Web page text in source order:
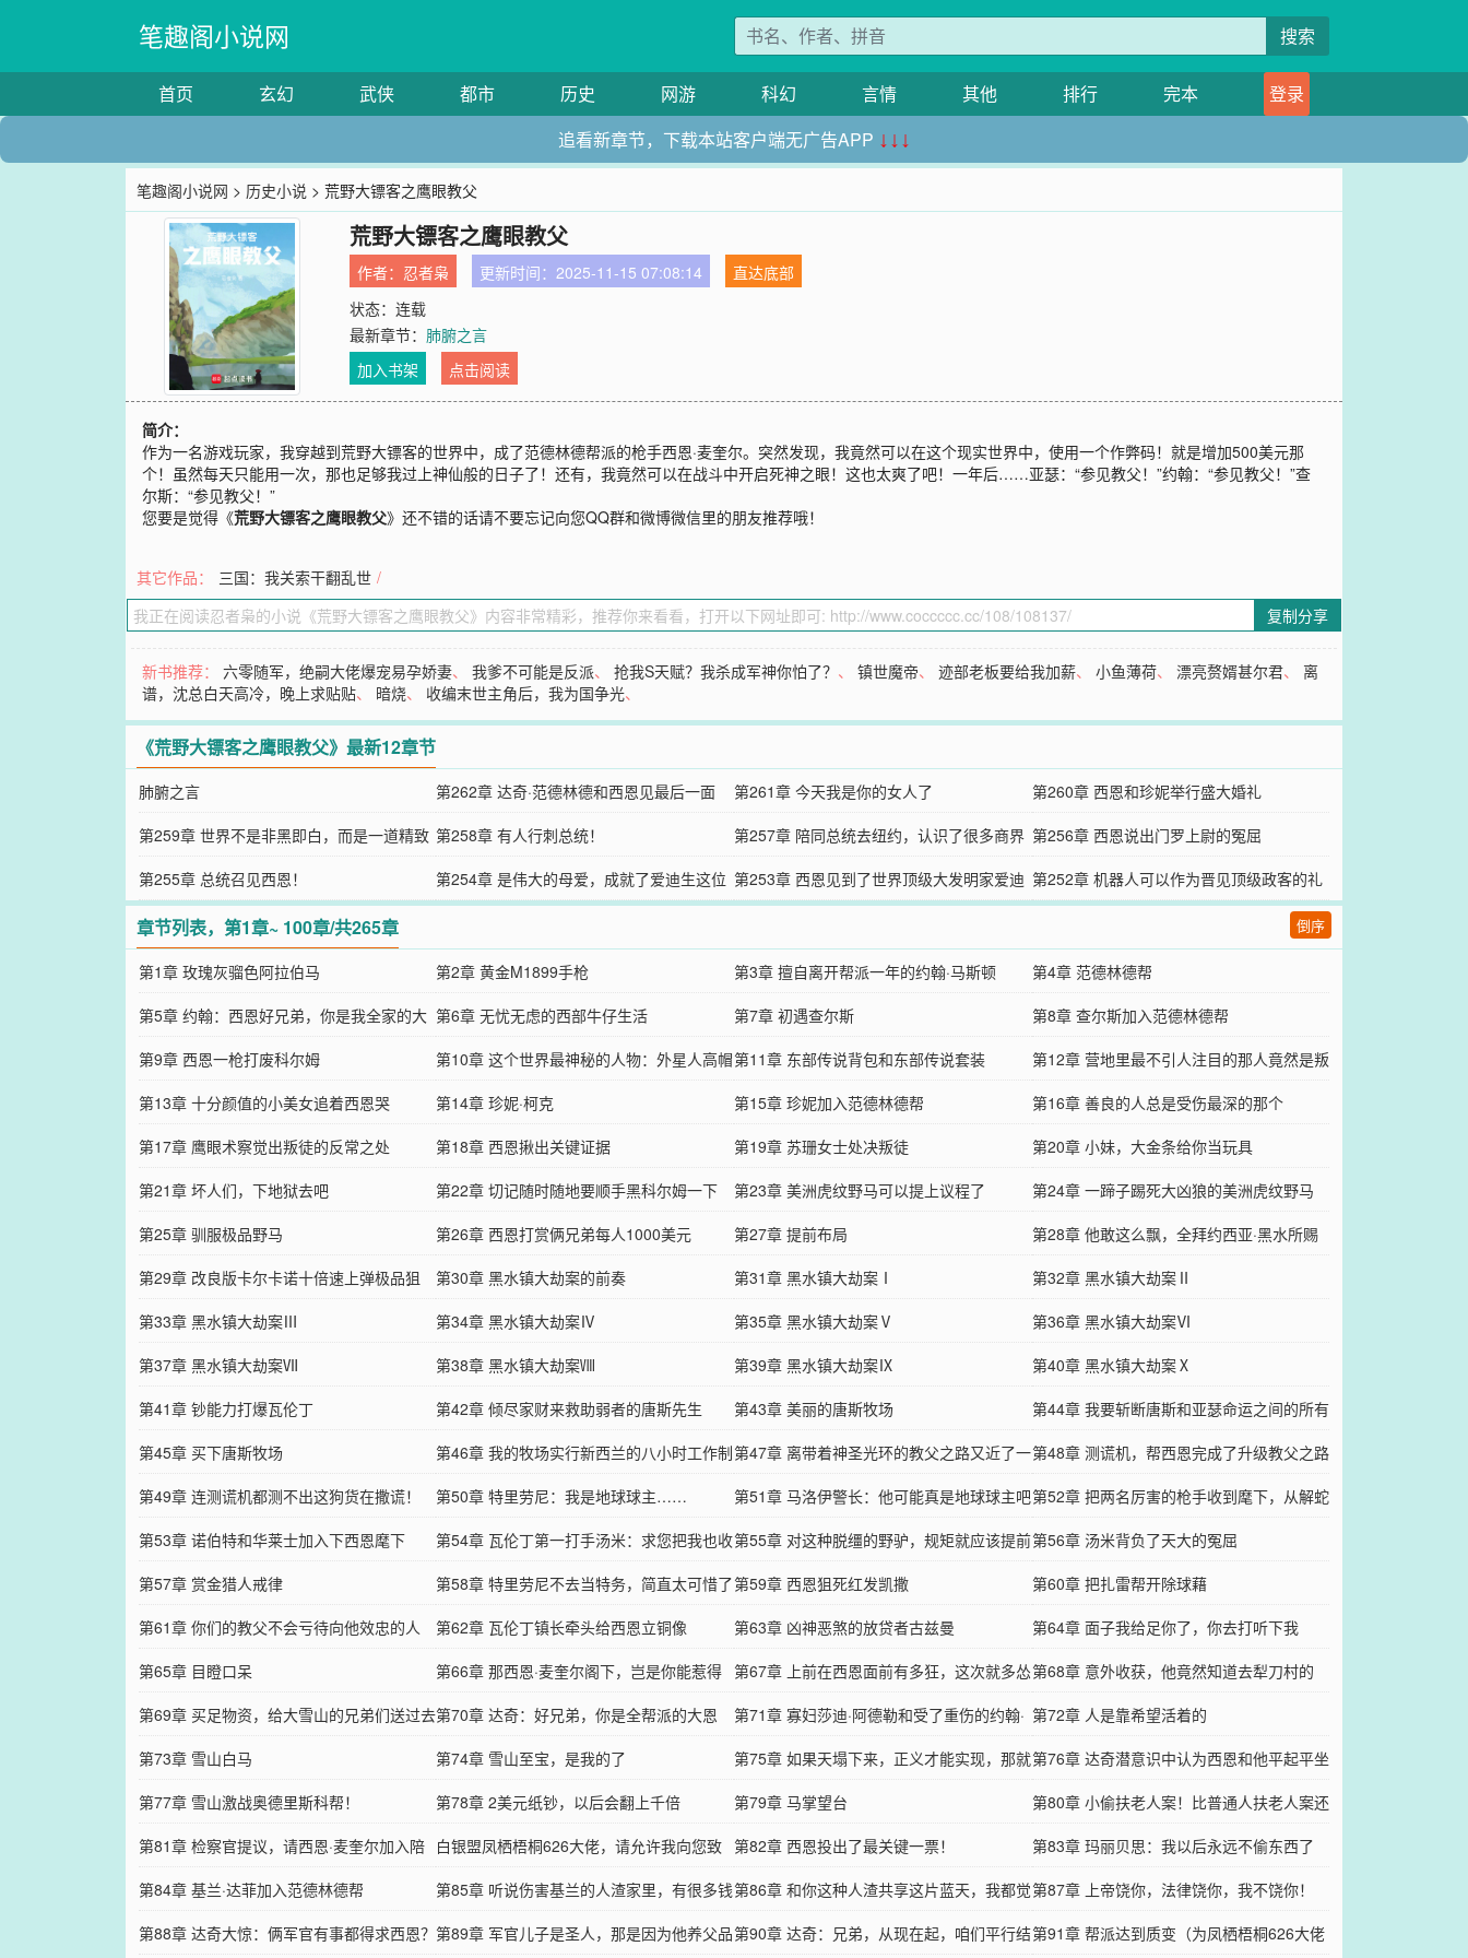
笔趣阁小说网 搜索
首页 玄幻 武侠 都市 历史 网游 科幻 言情 其他 排行 完本
登录
追看新章节，下载本站客户端无广告APP ↓↓↓
笔趣阁小说网 > 历史小说 > 荒野大镖客之鹰眼教父
荒野大镖客之鹰眼教父
作者： 忍者枭 更新时间：2025-11-15 07:08:14
直达底部
状态：连载
最新章节： 肺腑之言
加入书架
点击阅读
简介：
作为一名游戏玩家，我穿越到荒野大镖客的世界中，成了范德林德帮派的枪手西恩·麦奎尔。突然发现，我竟然可以在这个现实世界中，使用一个作弊码！就是增加500美元那
个！虽然每天只能用一次，那也足够我过上神仙般的日子了！还有，我竟然可以在战斗中开启死神之眼！这也太爽了吧！一年后……亚瑟：“参见教父！”约翰：“参见教父！”查
尔斯：“参见教父！”
您要是觉得《荒野大镖客之鹰眼教父》还不错的话请不要忘记向您QQ群和微博微信里的朋友推荐哦！
其它作品： 三国：我关索干翻乱世 /
复制分享
新书推荐：六零随军，绝嗣大佬爆宠易孕娇妻、我爹不可能是反派、抢我S天赋？我杀成军神你怕了？ 、镇世魔帝、迹部老板要给我加薪、小鱼薄荷、漂亮赘婿甚尔君、 离
谱，沈总白天高冷，晚上求贴贴、 暗烧、 收编末世主角后，我为国争光、
《荒野大镖客之鹰眼教父》最新12章节
肺腑之言 第262章 达奇·范德林德和西恩见最后一面 第261章 今天我是你的女人了
第260章 西恩和珍妮举行盛大婚礼
第259章 世界不是非黑即白，而是一道精致
的灰
第258章 有人行刺总统！
第257章 陪同总统去纽约，认识了很多商界
大佬
第256章 西恩说出门罗上尉的冤屈‌
第255章 总统召见西恩！
第254章 是伟大的母爱，成就了爱迪生这位 第253章 西恩见到了世界顶级大发明家爱迪 第252章 机器人可以作为晋见顶级政客的礼
章节列表，第1章~ 100章/共265章 倒序
第1章 玫瑰灰骝色阿拉伯马 第2章 黄金M1899手枪 第3章 擅自离开帮派一年的约翰·马斯顿
第4章 范德林德帮
第5章 约翰：西恩好兄弟，你是我全家的大
恩人！
第6章 无忧无虑的西部牛仔生活 第7章 初遇查尔斯
第8章 查尔斯加入范德林德帮
第9章 西恩一枪打废科尔姆
第10章 这个世界最神秘的人物：外星人高帽
男
第11章 东部传说背包和东部传说套装
第12章 营地里最不引人注目的那人竟然是叛
徒
第13章 十分颜值的小美女追着西恩哭 第14章 珍妮·柯克 第15章 珍妮加入范德林德帮
第16章 善良的人总是受伤最深的那个
第17章 鹰眼术察觉出叛徒的反常之处
第18章 西恩揪出关键证据 第19章 苏珊女士处决叛徒
第20章 小妹，大金条给你当玩具
第21章 坏人们，下地狱去吧
第22章 切记随时随地要顺手黑科尔姆一下 第23章 美洲虎纹野马可以提上议程了
第24章 一蹄子踢死大凶狼的美洲虎纹野马
第25章 驯服极品野马
第26章 西恩打赏俩兄弟每人1000美元 第27章 提前布局
第28章 他敢这么飘，全拜约西亚·黑水所赐
第29章 改良版卡尔卡诺十倍速上弹极品狙
第30章 黑水镇大劫案的前奏 第31章 黑水镇大劫案Ⅰ
第32章 黑水镇大劫案Ⅱ
第33章 黑水镇大劫案Ⅲ
第34章 黑水镇大劫案Ⅳ 第35章 黑水镇大劫案Ⅴ
第36章 黑水镇大劫案Ⅵ
第37章 黑水镇大劫案Ⅶ
第38章 黑水镇大劫案Ⅷ 第39章 黑水镇大劫案Ⅸ
第40章 黑水镇大劫案Ⅹ
第41章 钞能力打爆瓦伦丁
第42章 倾尽家财来救助弱者的唐斯先生 第43章 美丽的唐斯牧场
第44章 我要斩断唐斯和亚瑟命运之间的所有
联系
第45章 买下唐斯牧场 第46章 我的牧场实行新西兰的八小时工作制第47章 离带着神圣光环的教父之路又近了一
步
第48章 测谎机，帮西恩完成了升级教父之路
第49章 连测谎机都测不出这狗货在撒谎！
第50章 特里劳尼：我是地球球主…… 第51章 马洛伊警长：他可能真是地球球主吧第52章 把两名厉害的枪手收到麾下，从解蛇
毒开始
第53章 诺伯特和华莱士加入下西恩麾下
第54章 瓦伦丁第一打手汤米：求您把我也收
下吧
第55章 对这种脱缰的野驴，规矩就应该提前
立好
第56章 汤米背负了天大的冤屈
第57章 赏金猎人戒律
第58章 特里劳尼不去当特务，简直太可惜了第59章 西恩狙死红发凯撒
第60章 把扎雷帮开除球藉
第61章 你们的教父不会亏待向他效忠的人
第62章 瓦伦丁镇长牵头给西恩立铜像 第63章 凶神恶煞的放贷者古兹曼
第64章 面子我给足你了，你去打听下我
第65章 目瞪口呆
第66章 那西恩·麦奎尔阁下，岂是你能惹得
起的？
第67章 上前在西恩面前有多狂，这次就多怂第68章 意外收获，他竟然知道去犁刀村的
路！
第69章 买足物资，给大雪山的兄弟们送过去第70章 达奇：好兄弟，你是全帮派的大恩
人！
第71章 寡妇莎迪·阿德勒和受了重伤的约翰·
马斯顿
第72章 人是靠希望活着的
第73章 雪山白马
第74章 雪山至宝，是我的了
第75章 如果天塌下来，正义才能实现，那就
塌吧
第76章 达奇潜意识中认为西恩和他平起平坐
第77章 雪山激战奥德里斯科帮！
第78章 2美元纸钞，以后会翻上千倍 第79章 马掌望台
第80章 小偷扶老人案！比普通人扶老人案还
劲爆
第81章 检察官提议，请西恩·麦奎尔加入陪
审团
白银盟凤栖梧桐626大佬，请允许我向您致
敬！
第82章 西恩投出了最关键一票！
第83章 玛丽贝思：我以后永远不偷东西了
第84章 基兰·达菲加入范德林德帮
第85章 听说伤害基兰的人渣家里，有很多钱
可以分享
第86章 和你这种人渣共享这片蓝天，我都觉
得恶心
第87章 上帝饶你，法律饶你，我不饶你！
第88章 达奇大惊：俩军官有事都得求西恩？ 第89章 军官儿子是圣人，那是因为他养父品第90章 达奇：兄弟，从现在起，咱们平行结第91章 帮派达到质变（为凤栖梧桐626大佬